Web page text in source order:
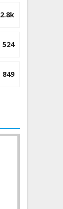
2.8k
524
849